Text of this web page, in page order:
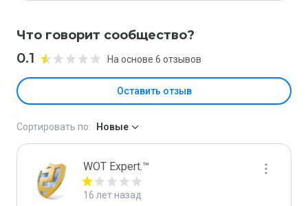
Что говорит сообщество?
0.1 На основе 6 отзывов
Оставить отзыв
Сортировать по: Новые
WOT Expert.™
16 лет назад